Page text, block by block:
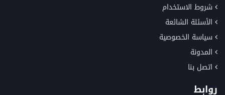
شروط الاستخدام
الأسئلة الشائعة
سياسة الخصوصية
المدونة
اتصل بنا
روابط